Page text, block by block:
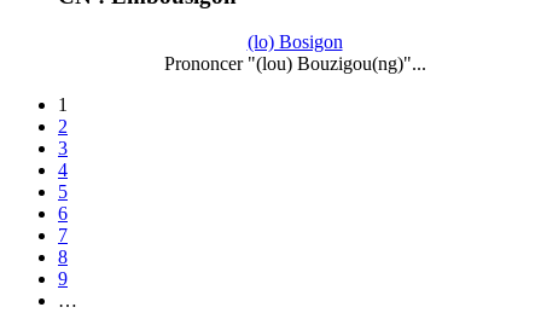
(lo) Bosigon
Prononcer "(lou) Bouzigou(ng)"...
1
2
3
4
5
6
7
8
9
…